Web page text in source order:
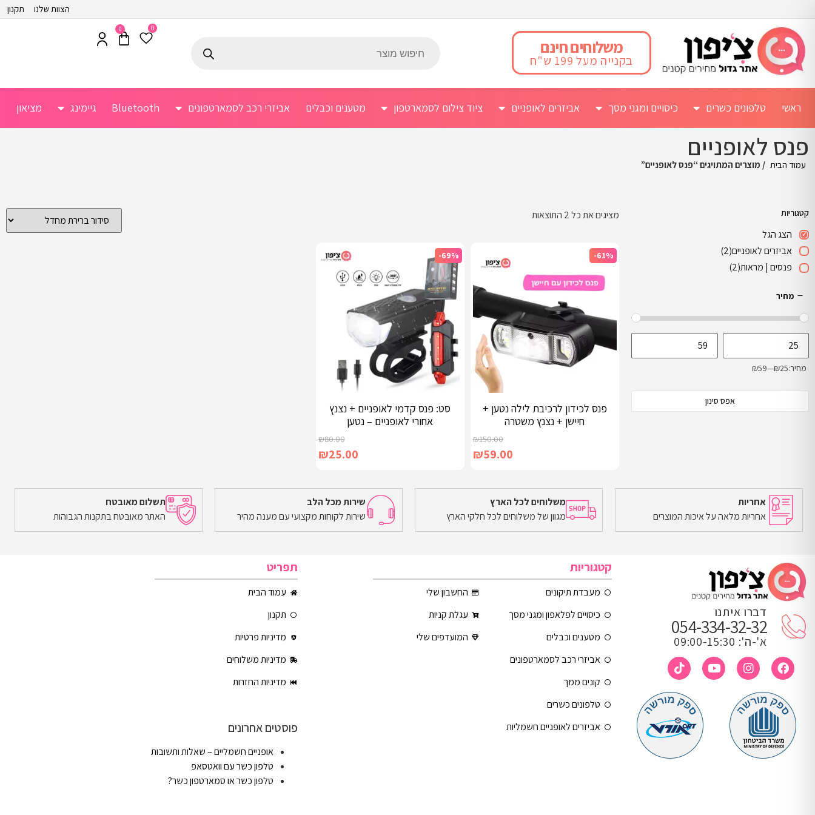
הצוות שלנו תקנון
משלוחים חינם
בקנייה מעל 199 ש"ח
0
0
ראשי טלפונים כשרים כיסויים ומגני מסך אביזרים לאופניים ציוד צילום לסמארטפון מטענים וכבלים אביזרי רכב לסמארטפונים Bluetooth גיימינג מציאון
פנס לאופניים
עמוד הבית / מוצרים המתויגים “פנס לאופניים”
קטגוריות
הצג הגל
אביזרים לאופניים(2)
פנסים | מראות(2)
מחיר
מחיר:₪25
—
₪59
אפס סינון
מציגים את כל ⁦2⁩ התוצאות
-61%
פנס לכידון לרכיבת לילה נטען +
חיישן + נצנץ משטרה
₪150.00
₪59.00
הוספה לסל
-69%
סט: פנס קדמי לאופניים + נצנץ
אחורי לאופניים – נטען
₪80.00
₪25.00
הוספה לסל
אחריות
אחריות מלאה על איכות המוצרים
משלוחים לכל הארץ
מגוון של משלוחים לכל חלקי הארץ
שירות מכל הלב
שירות לקוחות מקצועי עם מענה מהיר
תשלום מאובטח
האתר מאובטח בתקנות הגבוהות
דברו איתנו
054-334-32-32
א'-ה': 09:00-15:30
קטגוריות
מעבדת תיקונים
כיסויים לפלאפון ומגני מסך
מטענים וכבלים
אביזרי רכב לסמארטפונים
קונים ממך
טלפונים כשרים
אביזרים לאופניים חשמליות
החשבון שלי
עגלת קניות
המועדפים שלי
תפריט
עמוד הבית
תקנון
מדיניות פרטיות
מדיניות משלוחים
מדיניות החזרות
פוסטים אחרונים
אופניים חשמליים – שאלות ותשובות
טלפון כשר עם וואטסאפ
טלפון כשר או סמארטפון כשר?